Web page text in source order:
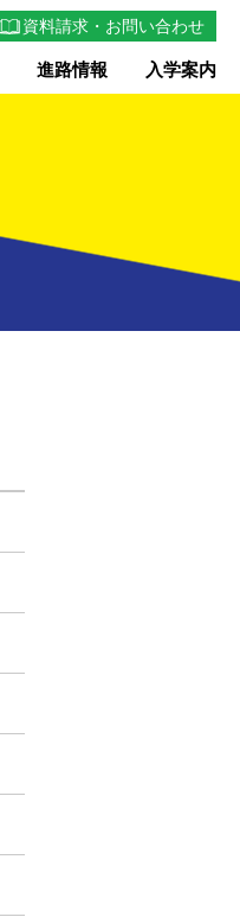
進路情報 入学案内
資料請求・お問い合わせ